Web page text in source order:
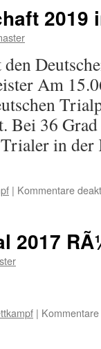
2019
Am
Bei 36
Trialer in
| Kommentare
2017
|